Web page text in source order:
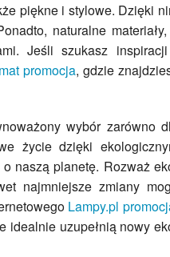
piękne i stylowe. Dzięki
naturalne
Jeśli szukasz
promocja, gdzie
wybór zarówno
życie dzięki
naszą planetę. Rozważ
najmniejsze zmiany
Lampy.pl
idealnie uzupełnią nowy